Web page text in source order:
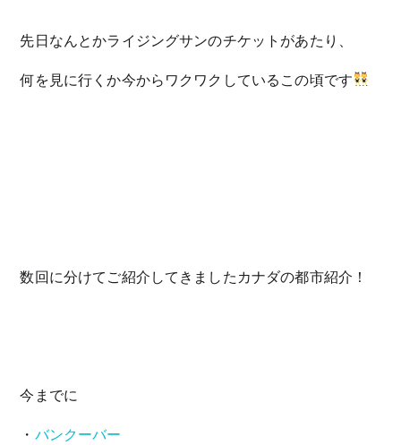
先日なんとかライジングサンのチケットがあたり、
何を見に行くか今からワクワクしているこの頃です
数回に分けてご紹介してきましたカナダの都市紹介！
今までに
・ バンクーバー